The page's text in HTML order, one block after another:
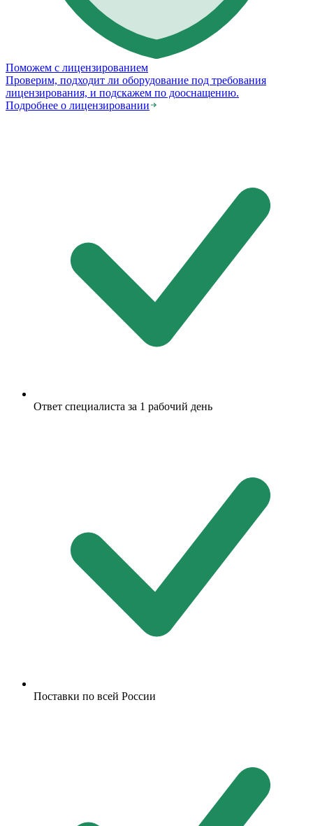
Поможем с лицензированием
Проверим, подходит ли оборудование под требования
лицензирования, и подскажем по дооснащению.
Подробнее о лицензировании
Ответ специалиста за 1 рабочий день
Поставки по всей России